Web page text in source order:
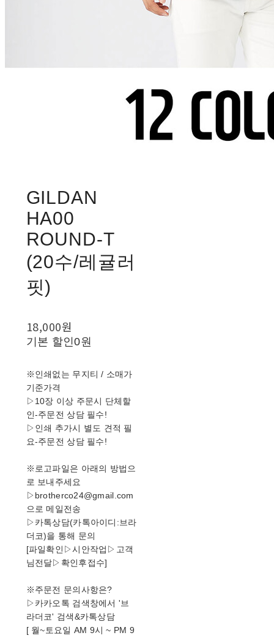
GILDAN
HA00
ROUND-T
(20수/레귤러
핏)
18,000원
기본 할인0원
※인쇄없는 무지티 / 소매가
기준가격
▷10장 이상 주문시 단체할
인-주문전 상담 필수!
▷인쇄 추가시 별도 견적 필
요-주문전 상담 필수!
※로고파일은 아래의 방법으
로 보내주세요
▷brotherco24@gmail.com
으로 메일전송
▷카톡상담(카톡아이디:브라
더코)을 통해 문의
[파일확인▷시안작업▷고객
님전달▷확인후접수]
※주문전 문의사항은?
▷카카오톡 검색창에서 '브
라더코' 검색&카톡상담
[ 월~토요일 AM 9시 ~ PM 9